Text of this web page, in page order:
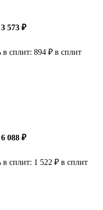
3 573 ₽
в сплит: 894 ₽ в сплит
6 088 ₽
в сплит: 1 522 ₽ в сплит